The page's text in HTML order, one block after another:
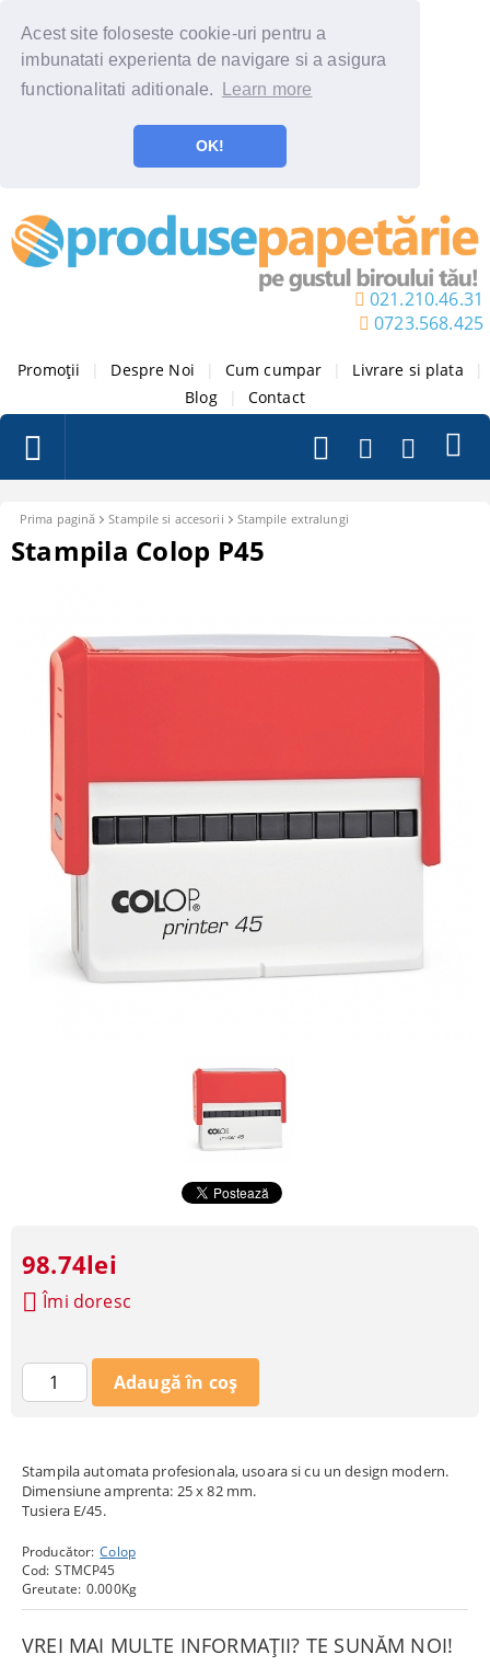
Acest site foloseste cookie-uri pentru a
imbunatati experienta de navigare si a asigura
functionalitati aditionale.
Learn more
OK!
021.210.46.31
0723.568.425
Promoții Despre Noi Cum cumpar Livrare si plata
Blog
Contact
Prima pagină Stampile si accesorii Stampile extralungi
Stampila Colop P45
Stampila automata profesionala, usoara si cu un design modern.
Dimensiune amprenta: 25 x 82 mm.
Tusiera E/45.
Producător: Colop
Cod: STMCP45
Greutate: 0.000Kg
VREI MAI MULTE INFORMAȚII? TE SUNĂM NOI!
98.74lei
Îmi doresc